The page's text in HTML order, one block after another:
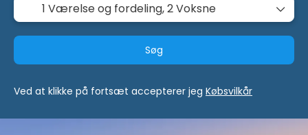
1 Værelse og fordeling,2 Voksne
Søg
Ved at klikke på fortsæt accepterer jeg Købsvilkår